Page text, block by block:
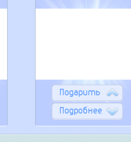
Подарить
Подробнее